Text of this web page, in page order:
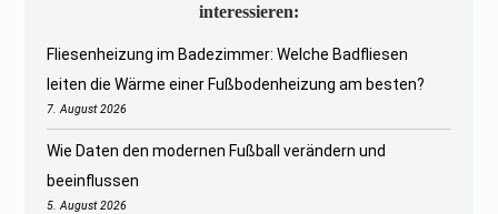
interessieren:
Fliesenheizung im Badezimmer: Welche Badfliesen
leiten die Wärme einer Fußbodenheizung am besten?
7. August 2026
Wie Daten den modernen Fußball verändern und
beeinflussen
5. August 2026